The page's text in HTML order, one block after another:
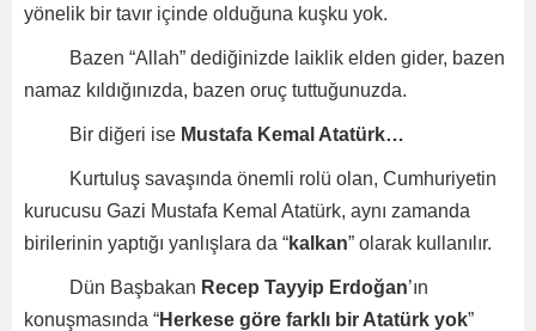
yönelik bir tavır içinde olduğuna kuşku yok.
Bazen “Allah” dediğinizde laiklik elden gider, bazen
namaz kıldığınızda, bazen oruç tuttuğunuzda.
Bir diğeri ise Mustafa Kemal Atatürk…
Kurtuluş savaşında önemli rolü olan, Cumhuriyetin
kurucusu Gazi Mustafa Kemal Atatürk, aynı zamanda
birilerinin yaptığı yanlışlara da “kalkan” olarak kullanılır.
Dün Başbakan Recep Tayyip Erdoğan’ın
konuşmasında “Herkese göre farklı bir Atatürk yok”